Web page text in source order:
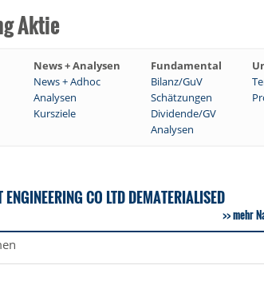
Aktie
News + Analysen Fundamental
News + Adhoc Bilanz/GuV
Analysen Schätzungen
Kursziele Dividende/GV
Analysen
CO LTD DEMATERIALISED
mehr